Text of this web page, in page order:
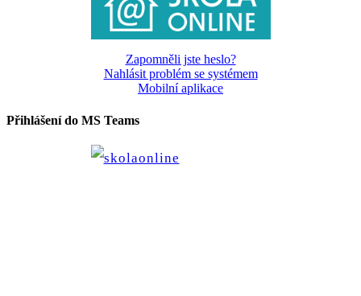
Zapomněli jste heslo?
Nahlásit problém se systémem
Mobilní aplikace
Přihlášení do MS Teams